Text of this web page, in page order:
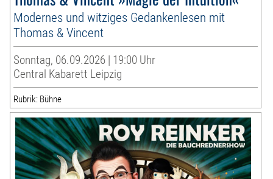
Modernes und witziges Gedankenlesen mit
Thomas & Vincent
Sonntag, 06.09.2026 | 19:00 Uhr
Central Kabarett Leipzig
Rubrik: Bühne